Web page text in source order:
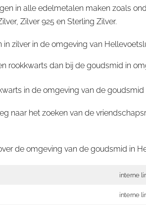
in alle edelmetalen maken zoals
Zilver 925 en Sterling Zilver.
zilver in de omgeving van
rookkwarts dan bij de goudsmid in
in de omgeving van de
naar het zoeken van de
de omgeving van de goudsmid in
interne
interne